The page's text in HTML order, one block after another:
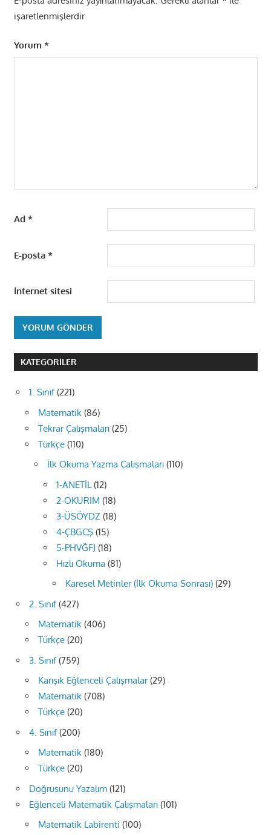
işaretlenmişlerdir
Yorum *
Ad *
E-posta *
İnternet sitesi
KATEGORILER
1. Sınıf(221)
Matematik (86)
Tekrar Çalışmaları (25)
Türkçe (110)
İlk Okuma Yazma Çalışmaları (110)
1-ANETİL(12)
2-OKURIM (18)
3-ÜSÖYDZ (18)
4-ÇBGCŞ (15)
5-PHVĞFJ (18)
Hızlı Okuma (81)
Karesel Metinler (İlk Okuma Sonrası) (29)
2. Sınıf(427)
Matematik (406)
Türkçe (20)
3. Sınıf(759)
Karışık Eğlenceli Çalışmalar(29)
Matematik (708)
Türkçe (20)
4. Sınıf(200)
Matematik (180)
Türkçe (20)
Doğrusunu Yazalım (121)
Eğlenceli Matematik Çalışmaları (101)
Matematik Labirenti (100)